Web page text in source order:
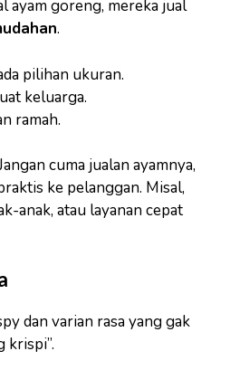
ayam goreng, mereka jual
.
pilihan ukuran.
keluarga.
ramah.
cuma jualan ayamnya,
ke pelanggan. Misal,
anak, atau layanan cepat
dan varian rasa yang gak
krispi”.